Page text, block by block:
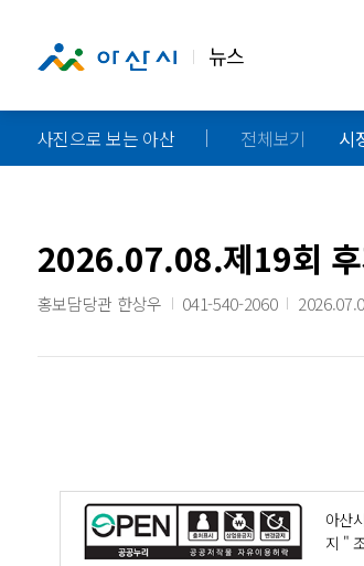
뉴스
사진으로 보는 아산 전체보기 시
2026.07.08.제19회 후
홍보담당관 한상우 041-540-2060
아산
지 "